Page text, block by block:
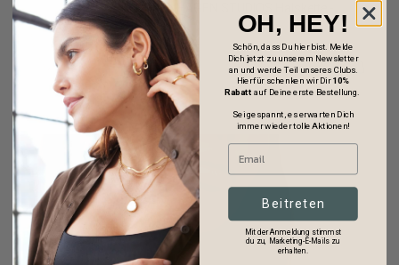
COPENHAGEN STUDIOS Halskette -
Glittery
€99,00
OH, HEY!
Schön, dass Du hier bist. Melde
Dich jetzt zu unserem Newsletter
an und werde Teil unseres Clubs.
Hierfür schenken wir Dir10%
Rabatt auf Deine erste Bestellung.
Sei gespannt, es erwarten Dich
immer wieder tolle Aktionen!
Beitreten
Mit der Anmeldung stimmst
du zu, Marketing-E-Mails zu
erhalten.